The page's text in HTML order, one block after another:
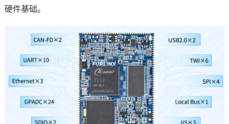
硬件基础。